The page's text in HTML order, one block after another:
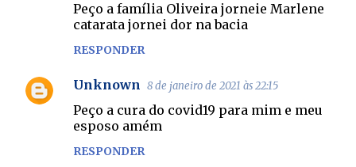
Peço a família Oliveira jorneie Marlene
catarata jornei dor na bacia
RESPONDER
Unknown 8 de janeiro de 2021 às 22:15
Peço a cura do covid19 para mim e meu
esposo amém
RESPONDER